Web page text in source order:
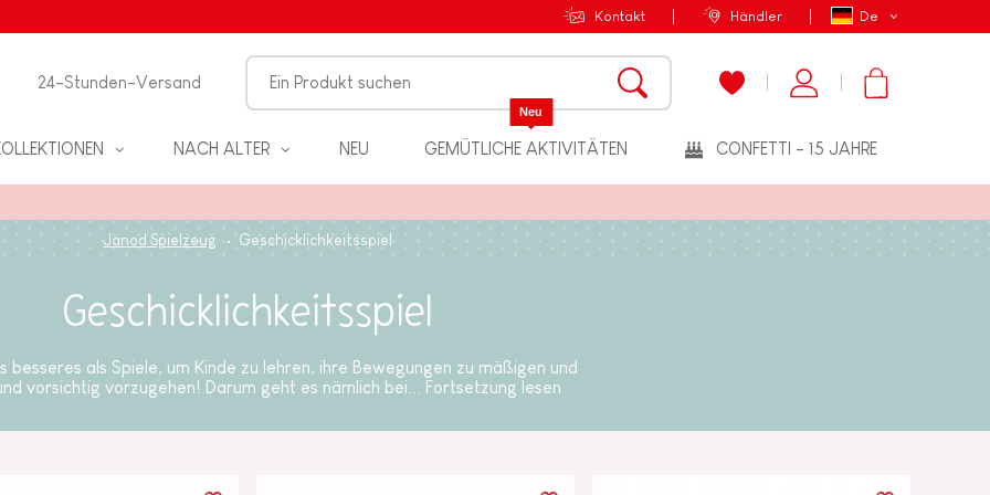
De
Kontakt Händler
24-Stunden-Versand
NACH ALTER NEU GEMÜTLICHE AKTIVITÄTEN
Neu
CONFETTI - 15 JAHRE
Janod Spielzeug Geschicklichkeitsspiel
Geschicklichkeitsspiel
besseres als Spiele, um Kinde zu lehren, ihre Bewegungen zu mäßigen und
vorsichtig vorzugehen! Darum geht es nämlich bei...
Fortsetzung lesen